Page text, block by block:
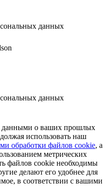
данных
данных
данными о ваших прошлых
использовать наш
обработки файлов cookie, а
метрических
файлов cookie необходимы
делают его удобнее для
в соответствии с вашими